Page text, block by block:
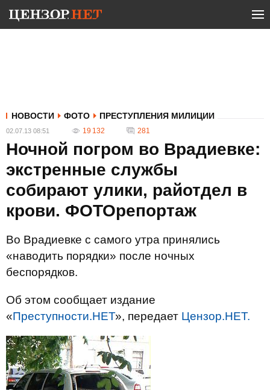
НОВОСТИ ФОТО ПРЕСТУПЛЕНИЯ МИЛИЦИИ
02.07.13 08:51 19 132 281
Ночной погром во Врадиевке:
экстренные службы
собирают улики, райотдел в
крови. ФОТОрепортаж
Во Врадиевке с самого утра принялись
«наводить порядки» после ночных
беспорядков.
Об этом сообщает издание
«Преступности.НЕТ», передает Цензор.НЕТ.